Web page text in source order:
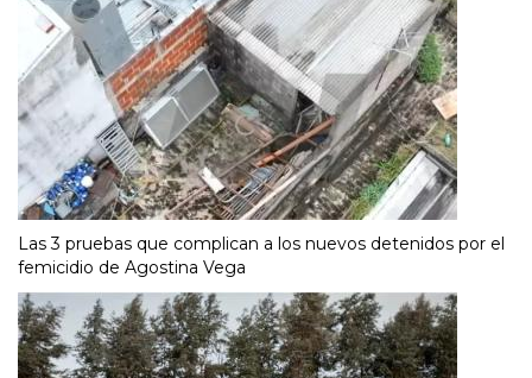
Las 3 pruebas que complican a los nuevos detenidos por el
femicidio de Agostina Vega